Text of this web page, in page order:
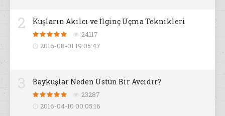
2 Kuşların Akılcı ve İlginç Uçma Teknikleri
24117
2016-08-01 19:05:47
Baykuşlar Neden Üstün Bir Avcıdır?
23287
2016-04-10 00:05:16